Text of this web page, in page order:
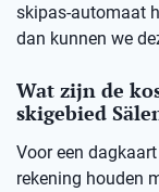
skipas-automaat
dan kunnen we
Wat zijn de
skigebied
Voor een
rekening houden